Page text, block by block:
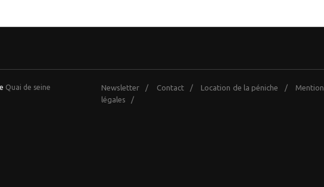
Quai de seine Newsletter / Contact/ Location de la péniche /
légales /